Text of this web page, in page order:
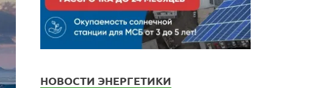
НОВОСТИ ЭНЕРГЕТИКИ